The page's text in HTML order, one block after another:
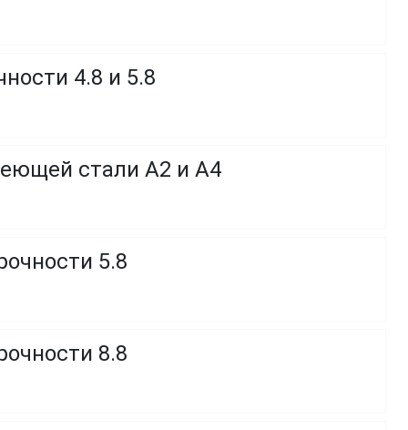
4.8 и 5.8
стали A2 и A4
5.8
8.8